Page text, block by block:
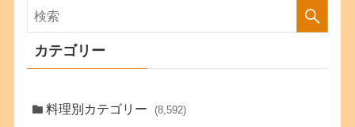
カテゴリー
料理別カテゴリー (8,592)